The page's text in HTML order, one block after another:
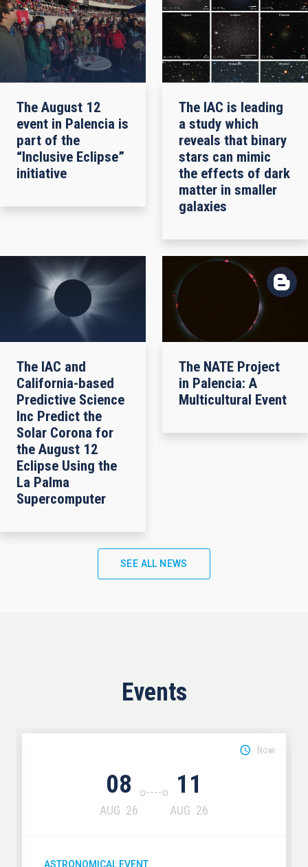
The August 12
event in Palencia is
part of the
“Inclusive Eclipse”
initiative
The IAC is leading
a study which
reveals that binary
stars can mimic
the effects of dark
matter in smaller
galaxies
The IAC and
California-based
Predictive Science
Inc Predict the
Solar Corona for
the August 12
Eclipse Using the
La Palma
Supercomputer
The NATE Project
in Palencia: A
Multicultural Event
SEE ALL NEWS
Events
08
AUG 26
11
AUG 26
Now
ASTRONOMICAL EVENT